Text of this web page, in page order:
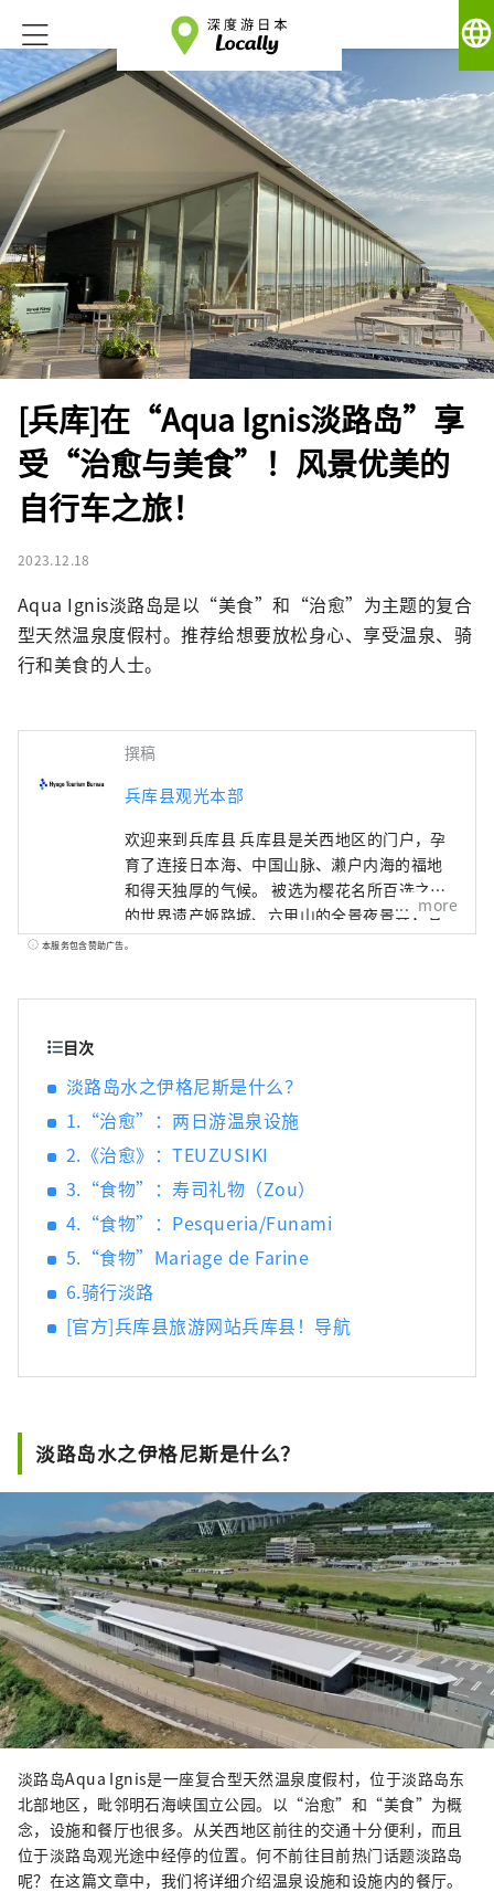
language
[兵库]在“Aqua Ignis淡路岛”享
受“治愈与美食”！风景优美的
自行车之旅！
2023.12.18
Aqua Ignis淡路岛是以“美食”和“治愈”为主题的复合
型天然温泉度假村。推荐给想要放松身心、享受温泉、骑
行和美食的人士。
撰稿
兵库县观光本部
欢迎来到兵库县 兵库县是关西地区的门户，孕
育了连接日本海、中国山脉、濑户内海的福地
和得天独厚的气候。 被选为樱花名所百选之一
的世界遗产姬路城、六甲山的全景夜景等，有
许多令人惊叹的美景。 世界闻名的神户品牌
鸣声、夏季各地举办的烟火大会的动感声音
等，您可以听到令人难忘的声音。 在县内的药
草园和植物园中，四季皆有的药草和花草的温
和宜人的香气可以治愈您的身心。 享受刺激视
觉、味觉、触觉、听觉、嗅觉五种感官的兵库
新旅程。
more
本服务包含赞助广告。
目次
淡路岛水之伊格尼斯是什么？
1.“治愈”：两日游温泉设施
2.《治愈》：TEUZUSIKI
3.“食物”：寿司礼物（Zou）
4.“食物”：Pesqueria/Funami
5.“食物”Mariage de Farine
6.骑行淡路
[官方]兵库县旅游网站兵库县！导航
淡路岛水之伊格尼斯是什么？
淡路岛Aqua Ignis是一座复合型天然温泉度假村，位于淡路岛东
北部地区，毗邻明石海峡国立公园。以“治愈”和“美食”为概
念，设施和餐厅也很多。从关西地区前往的交通十分便利，而且
位于淡路岛观光途中经停的位置。何不前往目前热门话题淡路岛
呢？在这篇文章中，我们将详细介绍温泉设施和设施内的餐厅。